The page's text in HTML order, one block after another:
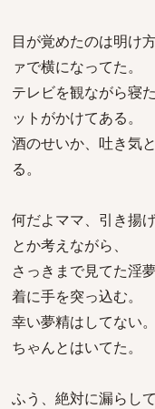
目が覚めたのは明け
ァで横になってた。
テレビを観ながら寝
ットがかけてある。
酒のせいか、吐き気
る。
何だよママ、引き揚
とか考えながら、
さっきまで見てた淫
着に手を突っ込む。
幸い夢精はしてない
ちゃんとはいてた。
ふう、絶対に漏らし